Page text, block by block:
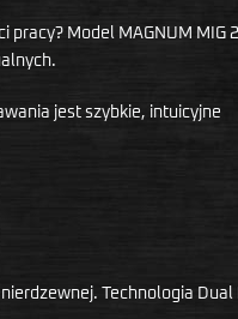
Model MAGNUM MIG
jest szybkie, intuicyjne
Technologia Dual